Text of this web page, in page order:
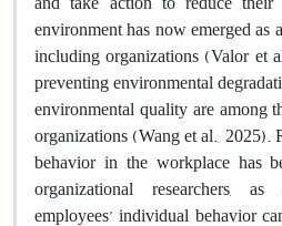
environment has now emerged as
including organizations (Valor et
preventing environmental
environmental quality are among
organizations (Wang et al., 2025).
behavior in the workplace has
organizational researchers,
employees’ individual behavior